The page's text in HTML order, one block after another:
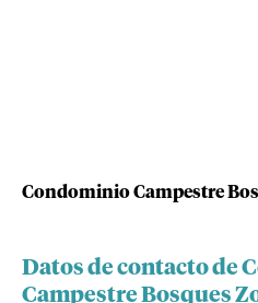
Condominio Campestre
Datos de contacto de
Campestre Bosques